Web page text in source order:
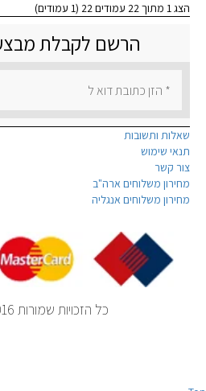
הצג 1 מתוך 22 עמודים 22 (1 עמודים)
הרשם לקבלת
שאלות ותשובות
תנאי שימוש
צור קשר
מחירון משלוחים ארה"ב
מחירון משלוחים אנגליה
כל הזכויות שמורות idgu © 2016